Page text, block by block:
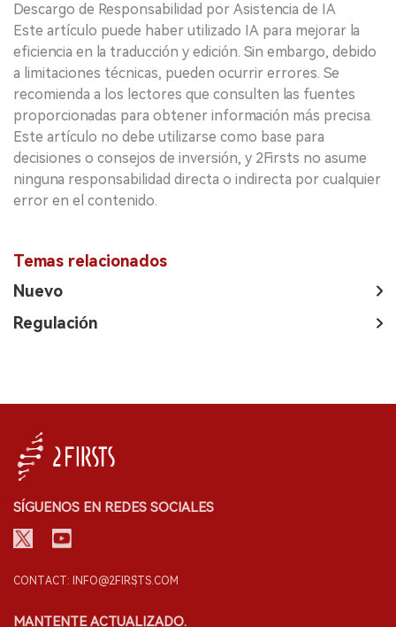
Descargo de Responsabilidad por Asistencia de IA
Este artículo puede haber utilizado IA para mejorar la
eficiencia en la traducción y edición. Sin embargo, debido
a limitaciones técnicas, pueden ocurrir errores. Se
recomienda a los lectores que consulten las fuentes
proporcionadas para obtener información más precisa.
Este artículo no debe utilizarse como base para
decisiones o consejos de inversión, y 2Firsts no asume
ninguna responsabilidad directa o indirecta por cualquier
error en el contenido.
Temas relacionados
Nuevo
Regulación
SÍGUENOS EN REDES SOCIALES
CONTACT: INFO@2FIRSTS.COM
MANTENTE ACTUALIZADO.